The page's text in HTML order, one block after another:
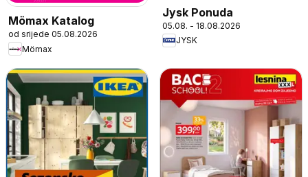
Mömax Katalog
od srijede 05.08.2026
Mömax
Jysk Ponuda
05.08. - 18.08.2026
JYSK